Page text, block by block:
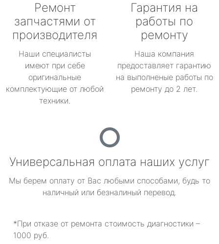
Ремонт
запчастями от
производителя
Наши специалисты
имеют при себе
оригинальные
комплектующие от любой
техники.
Гарантия на
работы по
ремонту
Наша компания
предоставляет гарантию
на выполненые работы по
ремонту до 2 лет.
Универсальная оплата наших услуг
Мы берем оплату от Вас любыми способами, будь то
наличный или безналиный перевод.
*При отказе от ремонта стоимость диагностики –
1000 руб.